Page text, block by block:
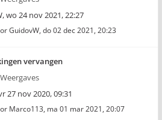
,wo 24 nov 2021, 22:27
GuidovW, do 02 dec 2021, 20:23
vervangen
27 nov 2020, 09:31
Marco113, ma 01 mar 2021, 20:07